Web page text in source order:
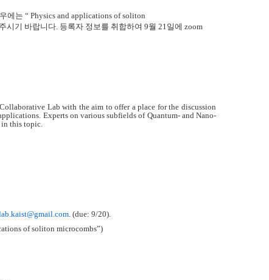
에는 “ Physics and applications of soliton
시기 바랍니다. 등록자 정보를 취합하여 9월 21일에 zoom
Lab with the aim to offer a place for the discussion
Experts on various subfields of Quantum- and Nano-
this topic.
. (due: 9/20).
of soliton microcombs”)